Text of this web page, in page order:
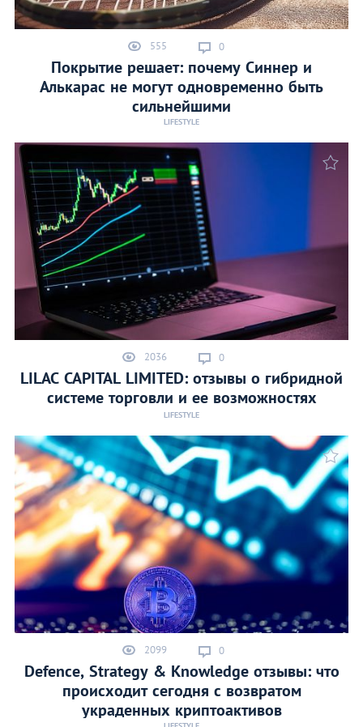
555 0
Покрытие решает: почему Синнер и
Алькарас не могут одновременно быть
сильнейшими
LIFESTYLE
2036 0
LILAC CAPITAL LIMITED: отзывы о гибридной
системе торговли и ее возможностях
LIFESTYLE
2099 0
Defence, Strategy & Knowledge отзывы: что
происходит сегодня с возвратом
украденных криптоактивов